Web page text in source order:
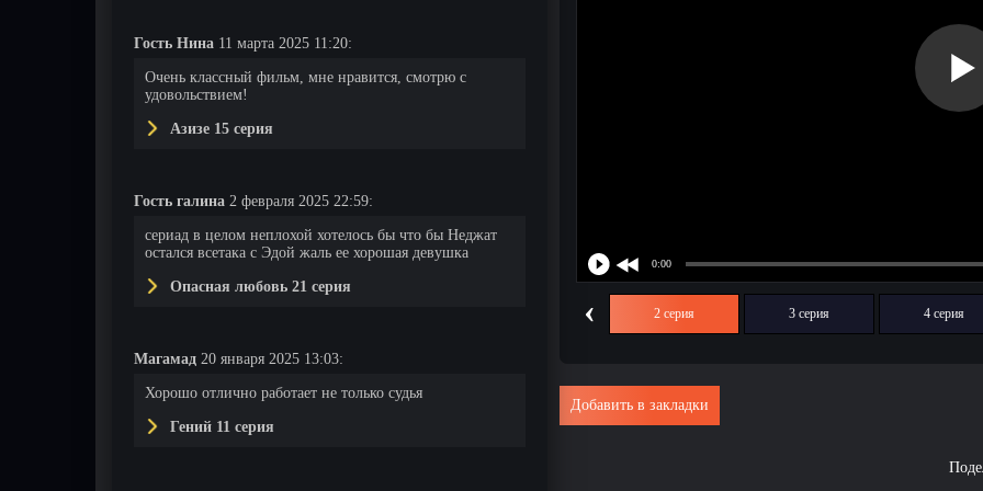
Гость Нина 11 марта 2025 11:20:
Очень классный фильм, мне нравится, смотрю с
удовольствием!
Азизе 15 серия
Гость галина 2 февраля 2025 22:59:
сериад в целом неплохой хотелось бы что бы Неджат
остался всетака с Эдой жаль ее хорошая девушка
Опасная любовь 21 серия
Магамад 20 января 2025 13:03:
Хорошо отлично работает не только судья
Гений 11 серия
‹ 2 серия 3 серия 4 серия
Добавить в закладки